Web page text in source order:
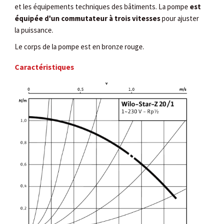
et les équipements techniques des bâtiments. La pompe est
équipée d'un commutateur à trois vitessespour ajuster
la puissance.
Le corps de la pompe est en bronze rouge.
Caractéristiques